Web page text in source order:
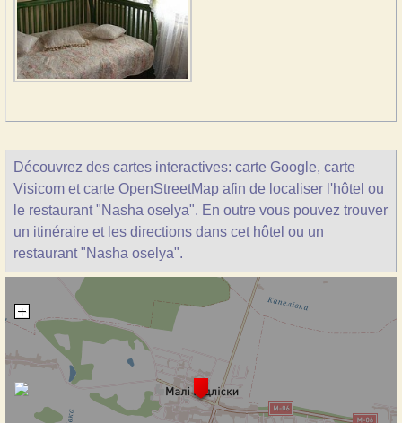
Découvrez des cartes interactives: carte Google, carte
Visicom et carte OpenStreetMap afin de localiser l'hôtel ou
le restaurant "Nasha oselya". En outre vous pouvez trouver
un itinéraire et les directions dans cet hôtel ou un
restaurant "Nasha oselya".